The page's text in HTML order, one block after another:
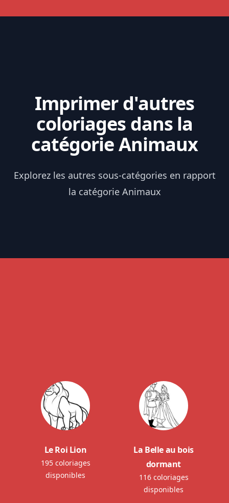
Imprimer d'autres
coloriages dans la
catégorie Animaux
Explorez les autres sous-catégories en rapport
la catégorie Animaux
Le Roi Lion
195 coloriages
disponibles
La Belle au bois
dormant
116 coloriages
disponibles